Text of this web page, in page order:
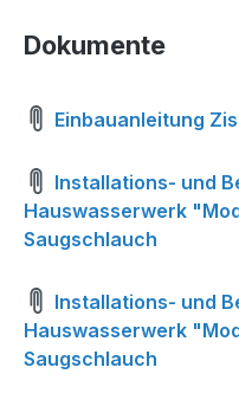
Dokumente
Einbauanleitung
Installations- und
Hauswasserwerk
Saugschlauch
Installations- und
Hauswasserwerk
Saugschlauch